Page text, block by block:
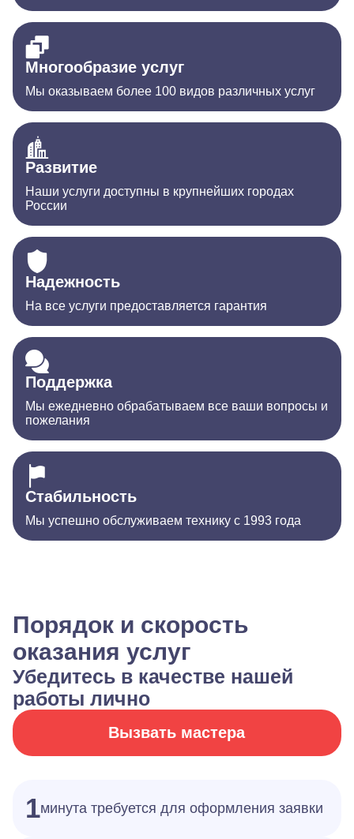
Многообразие услуг
Мы оказываем более 100 видов различных услуг
Развитие
Наши услуги доступны в крупнейших городах
России
Надежность
На все услуги предоставляется гарантия
Поддержка
Мы ежедневно обрабатываем все ваши вопросы и
пожелания
Стабильность
Мы успешно обслуживаем технику с 1993 года
Порядок и скорость
оказания услуг
Убедитесь в качестве нашей
работы лично
Вызвать мастера
1минута требуется для оформления заявки